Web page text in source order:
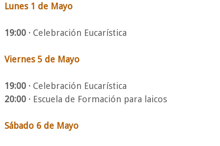
Lunes 1 de Mayo
19:00 ·Celebración Eucarística
Viernes 5 de Mayo
19:00 · Celebración Eucarística
20:00 ·Escuela de Formación para laicos
Sábado 6 de Mayo